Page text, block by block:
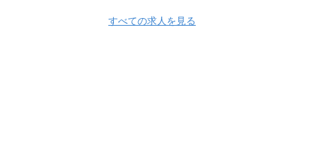
すべての求人を見る